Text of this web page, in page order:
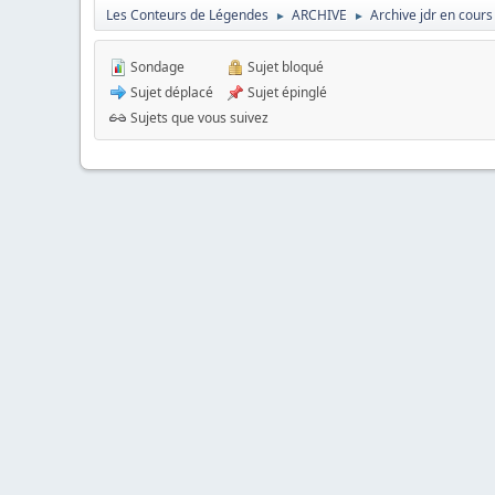
Les Conteurs de Légendes ► ARCHIVE ► Archive jdr en cours
Sondage
Sujet déplacé
Sujet bloqué
Sujet épinglé
Sujets que vous suivez